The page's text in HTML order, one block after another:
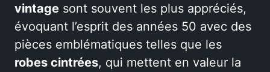
vintage sont souvent les plus appréciés,
évoquant l’esprit des années 50 avec des
pièces emblématiques telles que les
robes cintrées, qui mettent en valeur la